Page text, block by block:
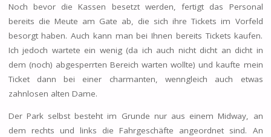
Noch bevor die Kassen besetzt werden, fertigt das Personal
bereits die Meute am Gate ab, die sich ihre Tickets im Vorfeld
besorgt haben. Auch kann man bei Ihnen bereits Tickets kaufen.
Ich jedoch wartete ein wenig (da ich auch nicht dicht an dicht in
dem (noch) abgesperrten Bereich warten wollte) und kaufte mein
Ticket dann bei einer charmanten, wenngleich auch etwas
zahnlosen alten Dame.
Der Park selbst besteht im Grunde nur aus einem Midway, an
dem rechts und links die Fahrgeschäfte angeordnet sind. An